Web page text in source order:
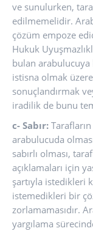
ve sunulurken,
edilmemelidir.
çözüm empoze
Hukuk
bulan arabulucuya
istisna olmak
sonuçlandırmak
iradilik de bunu
c- Sabır:
arabulucuda
sabırlı olması,
açıklamaları için
şartıyla istedikleri
istemedikleri bir
zorlamamasıdır.
yargılama